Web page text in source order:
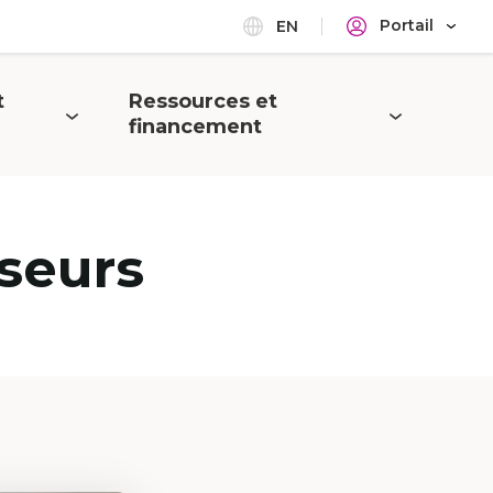
EN Portail
Ouvrir
Ressources et
financement